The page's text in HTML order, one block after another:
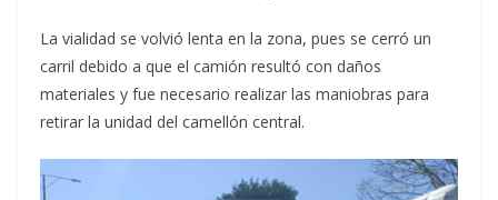
La vialidad se volvió lenta en la zona, pues se cerró un
carril debido a que el camión resultó con daños
materiales y fue necesario realizar las maniobras para
retirar la unidad del camellón central.